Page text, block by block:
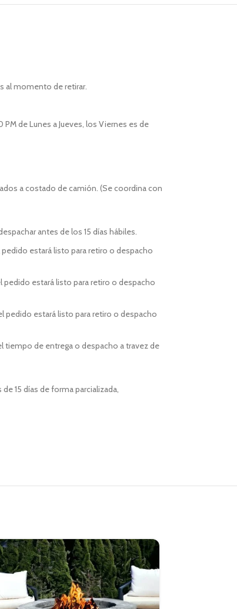
al momento de retirar.
PM de Lunes a Jueves, los Viernes es de
a costado de camión. (Se coordina con
antes de los 15 días hábiles.
estará listo para retiro o despacho
pedido estará listo para retiro o despacho
pedido estará listo para retiro o despacho
tiempo de entrega o despacho a travez de
15 días de forma parcializada,